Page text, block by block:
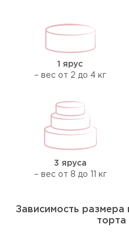
1 ярус
– вес от 2 до 4 кг
3 яруса
– вес от 8 до 11 кг
Зависимость размера
торта